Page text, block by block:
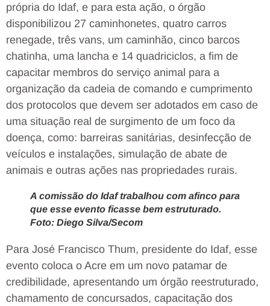
própria do Idaf, e para esta ação, o órgão
disponibilizou 27 caminhonetes, quatro carros
renegade, três vans, um caminhão, cinco barcos
chatinha, uma lancha e 14 quadriciclos, a fim de
capacitar membros do serviço animal para a
organização da cadeia de comando e cumprimento
dos protocolos que devem ser adotados em caso de
uma situação real de surgimento de um foco da
doença, como: barreiras sanitárias, desinfecção de
veículos e instalações, simulação de abate de
animais e outras ações nas propriedades rurais.
A comissão do Idaf trabalhou com afinco para
que esse evento ficasse bem estruturado.
Foto: Diego Silva/Secom
Para José Francisco Thum, presidente do Idaf, esse
evento coloca o Acre em um novo patamar de
credibilidade, apresentando um órgão reestruturado,
chamamento de concursados, capacitação dos